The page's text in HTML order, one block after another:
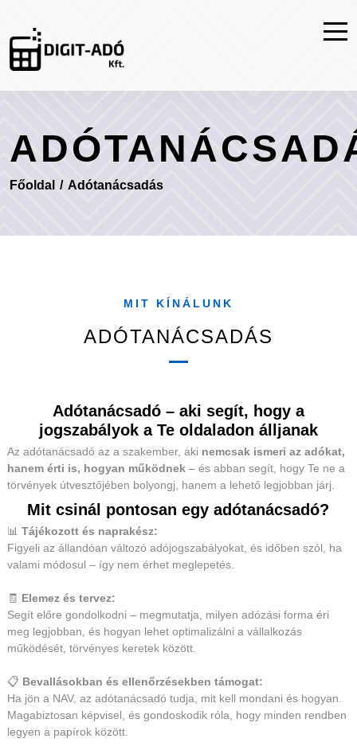
Főoldal / Adótanácsadás
MIT KÍNÁLUNK
ADÓTANÁCSADÁS
Adótanácsadó – aki segít, hogy a
jogszabályok a Te oldaladon álljanak
Az adótanácsadó az a szakember, aki nemcsak ismeri az adókat,
hanem érti is, hogyan működnek – és abban segít, hogy Te ne a
törvények útvesztőjében bolyongj, hanem a lehető legjobban járj.
Mit csinál pontosan egy adótanácsadó?
📊 Tájékozott és naprakész:
Figyeli az állandóan változó adójogszabályokat, és időben szól, ha
valami módosul – így nem érhet meglepetés.
🧾 Elemez és tervez:
Segít előre gondolkodni – megmutatja, milyen adózási forma éri
meg legjobban, és hogyan lehet optimalizálni a vállalkozás
működését, törvényes keretek között.
📋 Bevallásokban és ellenőrzésekben támogat:
Ha jön a NAV, az adótanácsadó tudja, mit kell mondani és hogyan.
Magabiztosan képvisel, és gondoskodik róla, hogy minden rendben
legyen a papírok között.